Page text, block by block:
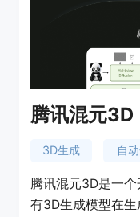
腾讯混元3D
3D生成 自
腾讯混元3D是一
有3D生成模型在